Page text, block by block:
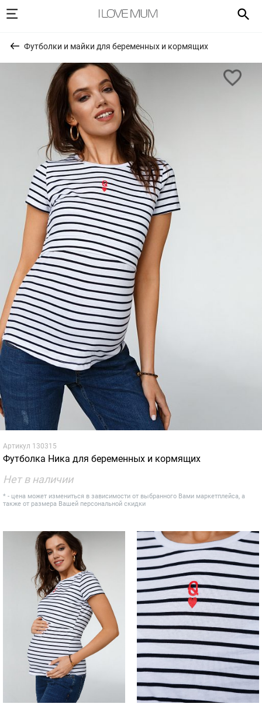
Футболки и майки для беременных и кормящих
Артикул 130315
Футболка Ника для беременных и кормящих
Нет в наличии
* - цена может измениться в зависимости от выбранного Вами маркетплейса, а
также от размера Вашей персональной скидки